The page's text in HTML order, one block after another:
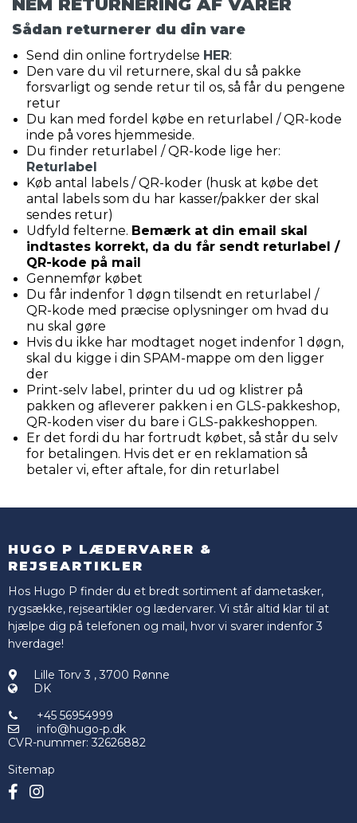
Sådan returnerer du din vare
Send din online fortrydelse HER:
Den vare du vil returnere, skal du så pakke
forsvarligt og sende retur til os, så får du pengene
retur
Du kan med fordel købe en returlabel / QR-kode
inde på vores hjemmeside.
Du finder returlabel / QR-kode lige her:
Returlabel
Køb antal labels / QR-koder (husk at købe det
antal labels som du har kasser/pakker der skal
sendes retur)
Udfyld felterne. Bemærk at din email skal
indtastes korrekt, da du får sendt returlabel /
QR-kode på mail
Gennemfør købet
Du får indenfor 1 døgn tilsendt en returlabel /
QR-kode med præcise oplysninger om hvad du
nu skal gøre
Hvis du ikke har modtaget noget indenfor 1 døgn,
skal du kigge i din SPAM-mappe om den ligger
der
Print-selv label, printer du ud og klistrer på
pakken og afleverer pakken i en GLS-pakkeshop,
QR-koden viser du bare i GLS-pakkeshoppen.
Er det fordi du har fortrudt købet, så står du selv
for betalingen. Hvis det er en reklamation så
betaler vi, efter aftale, for din returlabel
HUGO P LÆDERVARER &
REJSEARTIKLER
Hos Hugo P finder du et bredt sortiment af dametasker,
rygsække, rejseartikler og lædervarer. Vi står altid klar til at
hjælpe dig på telefonen og mail, hvor vi svarer indenfor 3
hverdage!
Lille Torv 3 ,3700 Rønne
DK
+45 56954999
info@hugo-p.dk
CVR-nummer: 32626882
Sitemap